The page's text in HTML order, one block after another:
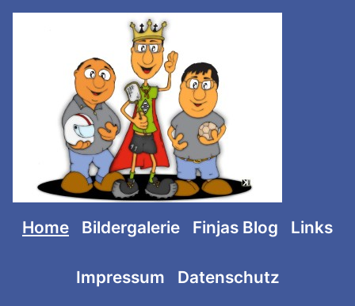
SKIP TO MAIN CONTENT
Home Bildergalerie Finjas Blog Links
Impressum Datenschutz